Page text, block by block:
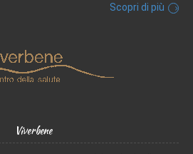
Scopri di più
Viverbene